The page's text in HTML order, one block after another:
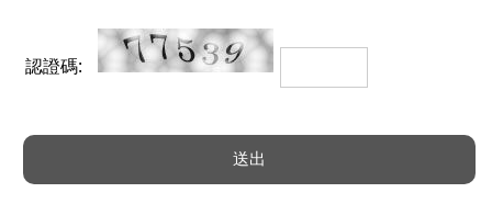
認證碼: